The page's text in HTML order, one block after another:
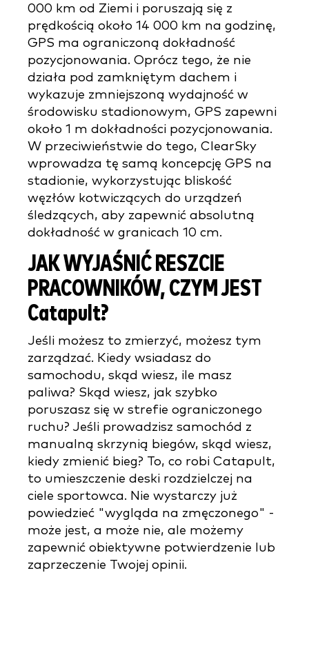
000 km od Ziemi i poruszają się z
prędkością około 14 000 km na godzinę,
GPS ma ograniczoną dokładność
pozycjonowania. Oprócz tego, że nie
działa pod zamkniętym dachem i
wykazuje zmniejszoną wydajność w
środowisku stadionowym, GPS zapewni
około 1 m dokładności pozycjonowania.
W przeciwieństwie do tego, ClearSky
wprowadza tę samą koncepcję GPS na
stadionie, wykorzystując bliskość
węzłów kotwiczących do urządzeń
śledzących, aby zapewnić absolutną
dokładność w granicach 10 cm.
JAK WYJAŚNIĆ RESZCIE
PRACOWNIKÓW, CZYM JEST
Catapult?
Jeśli możesz to zmierzyć, możesz tym
zarządzać. Kiedy wsiadasz do
samochodu, skąd wiesz, ile masz
paliwa? Skąd wiesz, jak szybko
poruszasz się w strefie ograniczonego
ruchu? Jeśli prowadzisz samochód z
manualną skrzynią biegów, skąd wiesz,
kiedy zmienić bieg? To, co robi Catapult,
to umieszczenie deski rozdzielczej na
ciele sportowca. Nie wystarczy już
powiedzieć "wygląda na zmęczonego" -
może jest, a może nie, ale możemy
zapewnić obiektywne potwierdzenie lub
zaprzeczenie Twojej opinii.